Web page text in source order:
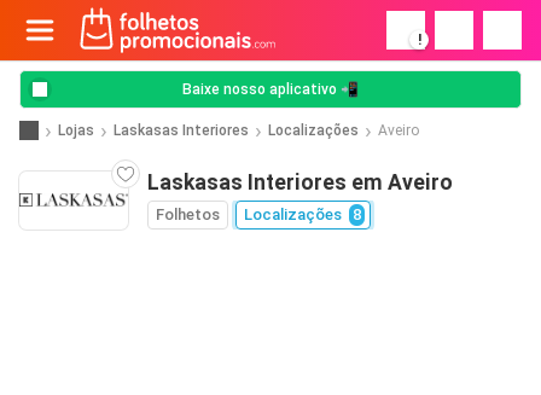
!
Baixe nosso aplicativo 📲
Lojas Laskasas Interiores Localizações Aveiro
Laskasas Interiores em Aveiro
Folhetos Localizações 8